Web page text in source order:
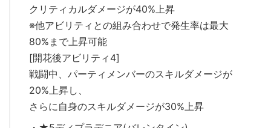
クリティカルダメージが40%上昇
※他アビリティとの組み合わせで発生率は最大
80%まで上昇可能
[開花後アビリティ4]
戦闘中、パーティメンバーのスキルダメージが
20%上昇し、
さらに自身のスキルダメージが30%上昇